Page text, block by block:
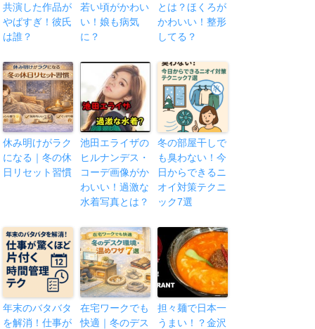
共演した作品が
やばすぎ！彼氏
は誰？
若い頃がかわい
い！娘も病気
に？
とは？ほくろが
かわいい！整形
してる？
休み明けがラク
になる｜冬の休
日リセット習慣
池田エライザの
ヒルナンデス・
コーデ画像がか
わいい！過激な
水着写真とは？
冬の部屋干しで
も臭わない！今
日からできるニ
オイ対策テクニ
ック7選
年末のバタバタ
を解消！仕事が
在宅ワークでも
快適｜冬のデス
担々麺で日本一
うまい！？金沢